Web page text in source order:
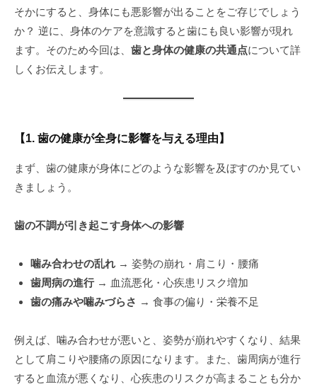
そかにすると、身体にも悪影響が出ることをご存じでしょう
か？ 逆に、身体のケアを意識すると歯にも良い影響が現れ
ます。そのため今回は、 歯と身体の健康の共通点について詳
しくお伝えします。
【1. 歯の健康が全身に影響を与える理由】
まず、歯の健康が身体にどのような影響を及ぼすのか見てい
きましょう。
歯の不調が引き起こす身体への影響
噛み合わせの乱れ→ 姿勢の崩れ・肩こり・腰痛
歯周病の進行→ 血流悪化・心疾患リスク増加
歯の痛みや噛みづらさ → 食事の偏り・栄養不足
例えば、噛み合わせが悪いと、姿勢が崩れやすくなり、結果
として肩こりや腰痛の原因になります。また、歯周病が進行
すると血流が悪くなり、心疾患のリスクが高まることも分か